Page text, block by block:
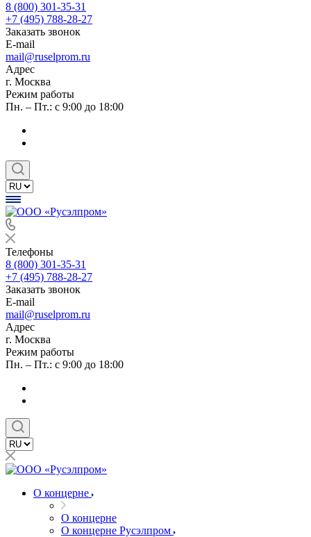
8 (800) 301-35-31
+7 (495) 788-28-27
Заказать звонок
E-mail
mail@ruselprom.ru
Адрес
г. Москва
Режим работы
Пн. – Пт.: с 9:00 до 18:00
Телефоны
8 (800) 301-35-31
+7 (495) 788-28-27
Заказать звонок
E-mail
mail@ruselprom.ru
Адрес
г. Москва
Режим работы
Пн. – Пт.: с 9:00 до 18:00
О концерне
О концерне
О концерне Русэлпром